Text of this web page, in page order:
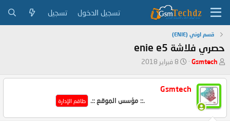
تسجيل الدخول تسجيل
قسم اوني (ENIE)
حصري فلاشة enie e5
ب
د
ئ
ل
م
Gsmtech
ت
ر
ي
ل
8 فبراير 2018
Gsmtech
.:: مؤسس الموقع ::. طاقم الإدارة